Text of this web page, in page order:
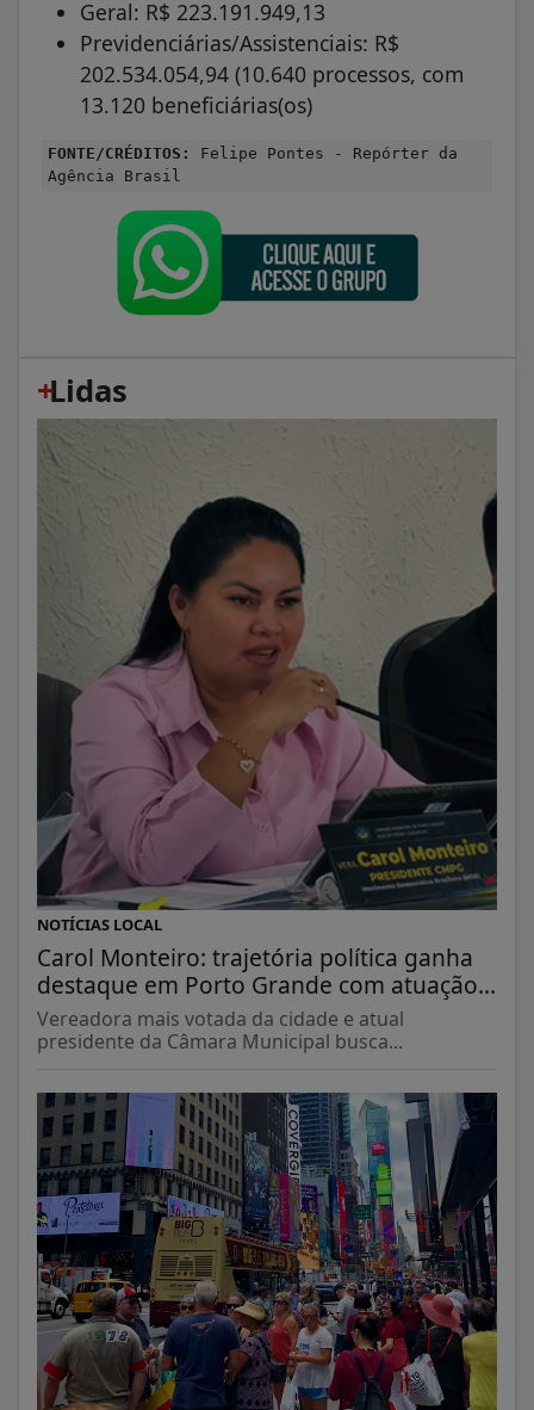
Geral: R$ 223.191.949,13
Previdenciárias/Assistenciais: R$
202.534.054,94 (10.640 processos, com
13.120 beneficiárias(os)
FONTE/CRÉDITOS:
Felipe Pontes - Repórter da
Agência Brasil
+
Lidas
NOTÍCIAS LOCAL
Carol Monteiro: trajetória política ganha
destaque em Porto Grande com atuação...
Vereadora mais votada da cidade e atual
presidente da Câmara Municipal busca...